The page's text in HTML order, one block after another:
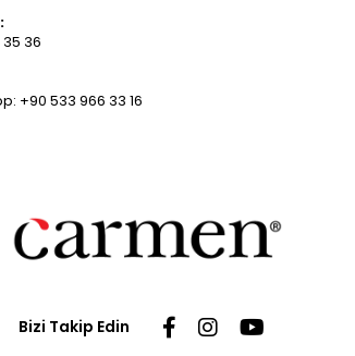
35 36
+90 533 966 33 16
Bizi Takip Edin